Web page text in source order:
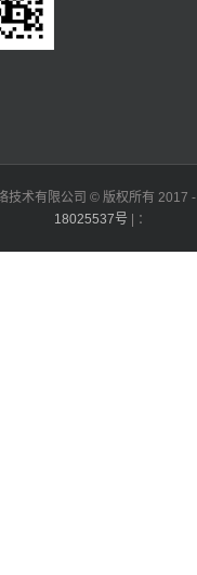
技术有限公司 © 版权所有 2017 -
18025537号
| ：